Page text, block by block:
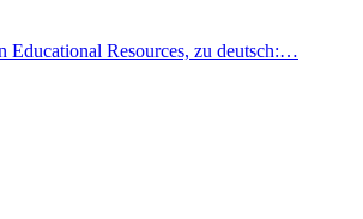
Educational Resources, zu deutsch:…